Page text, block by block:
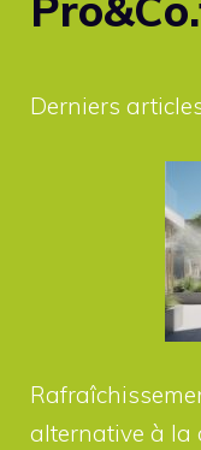
Derniers
alternative à la